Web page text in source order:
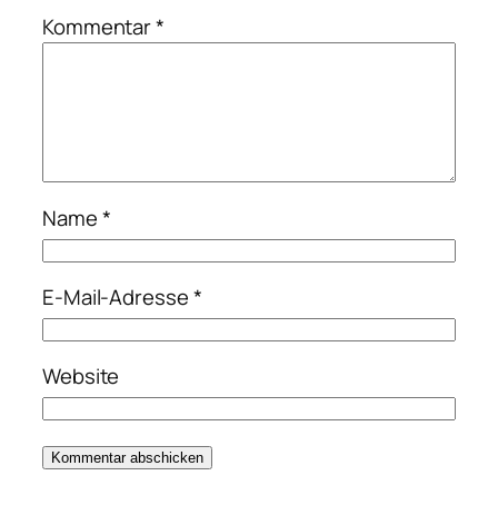
Kommentar*
Name*
E-Mail-Adresse*
Website